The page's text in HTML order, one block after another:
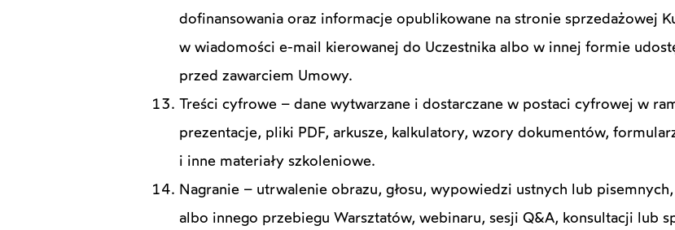
dofinansowania oraz informacje opublikowane na stronie sprzedażowej
w wiadomości e-mail kierowanej do Uczestnika albo w innej formie
przed zawarciem Umowy.
Treści cyfrowe – dane wytwarzane i dostarczane w postaci cyfrowej w
prezentacje, pliki PDF, arkusze, kalkulatory, wzory dokumentów,
i inne materiały szkoleniowe.
Nagranie – utrwalenie obrazu, głosu, wypowiedzi ustnych lub
albo innego przebiegu Warsztatów, webinaru, sesji Q&A, konsultacji lub